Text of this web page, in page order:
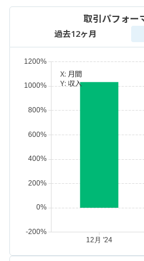
取引パフォー
過去12ヶ月
X: 月間
Y: 収入